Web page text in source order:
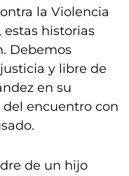
la Violencia
estas historias
Debemos
y libre de
en su
encuentro con
de un hijo